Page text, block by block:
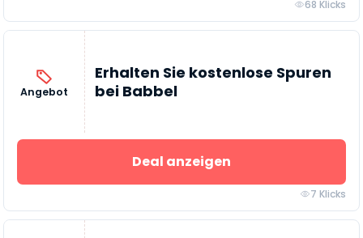
68 Klicks
Angebot
Erhalten Sie kostenlose Spuren
bei Babbel
Deal anzeigen
7 Klicks